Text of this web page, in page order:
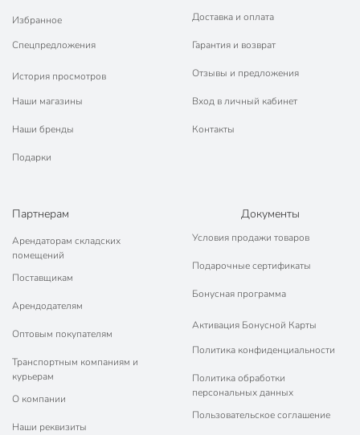
Избранное
Спецпредложения
История просмотров
Наши магазины
Наши бренды
Подарки
Доставка и оплата
Гарантия и возврат
Отзывы и предложения
Вход в личный кабинет
Контакты
Партнерам
Арендаторам складских
помещений
Поставщикам
Арендодателям
Оптовым покупателям
Транспортным компаниям и
курьерам
О компании
Наши реквизиты
Документы
Условия продажи товаров
Подарочные сертификаты
Бонусная программа
Активация Бонусной Карты
Политика конфиденциальности
Политика обработки
персональных данных
Пользовательское соглашение